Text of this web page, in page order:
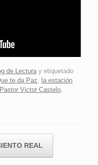
de Lectura y etiquetado
te da Paz
la estación
Pastor Victor Castelo
REAL